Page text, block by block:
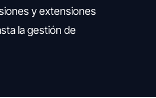
y extensiones
la gestión de